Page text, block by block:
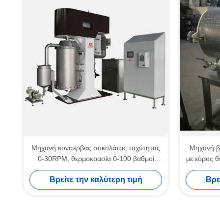
Μηχανή κονσέρβας σοκολάτας ταχύτητας
0-30RPM, θερμοκρασία 0-100 βαθμοί
Κελσίου, τάση 220V, λύση για τη
βιομηχανία επεξεργασίας σοκολάτας
Βρείτε την καλύτερη τιμή
Μηχανή
με εύρος
για